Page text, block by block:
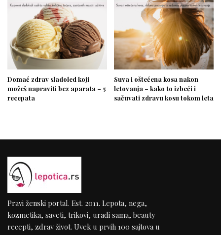
Domać zdrav sladoled koji
možeš napraviti bez aparata – 5
recepata
Suva i oštećena kosa nakon
letovanja – kako to izbeći i
sačuvati zdravu kosu tokom leta
Pravi ženski portal. Est. 2011. Lepota, nega,
kozmetika, saveti, trikovi, uradi sama, beauty
recepti, zdrav život. Uvek u prvih 100 sajtova u